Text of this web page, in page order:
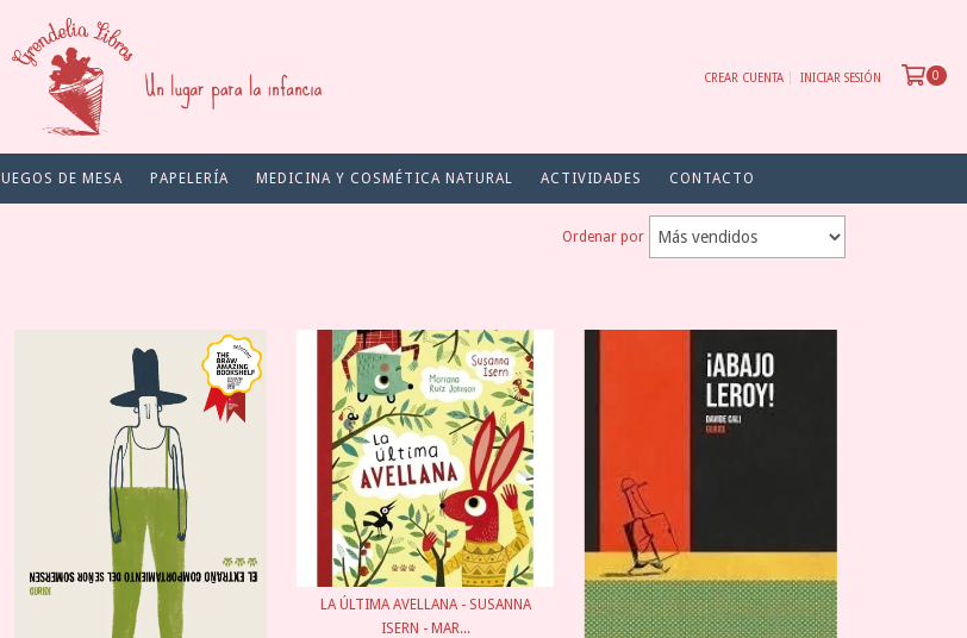
CREAR CUENTA INICIAR SESIÓN 0
JUEGOS DE MESA PAPELERÍA MEDICINA Y COSMÉTICA NATURAL ACTIVIDADES CONTACTO
Ordenar por
LA ÚLTIMA AVELLANA - SUSANNA
ISERN - MAR...